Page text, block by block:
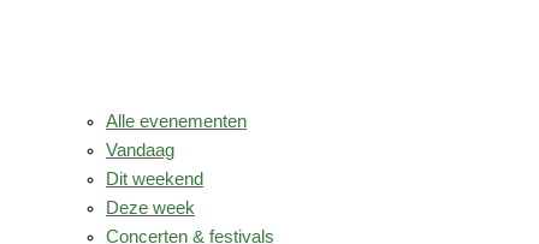
Alle evenementen
Vandaag
Dit weekend
Deze week
Concerten & festivals